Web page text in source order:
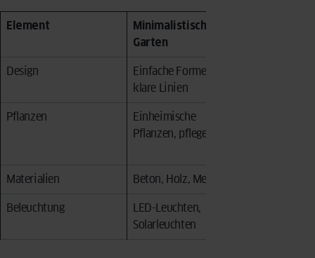
Element
Minimalistischer
Garten
Design
Einfache Formen,
klare Linien
Pflanzen
Einheimische
Pflanzen, pflegeleicht
Materialien
Beton, Holz, Metall
Beleuchtung
LED-Leuchten,
Solarleuchten